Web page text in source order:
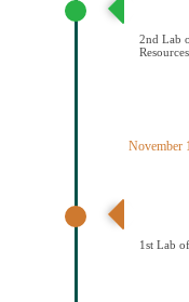
2nd Lab
November
1st Lab